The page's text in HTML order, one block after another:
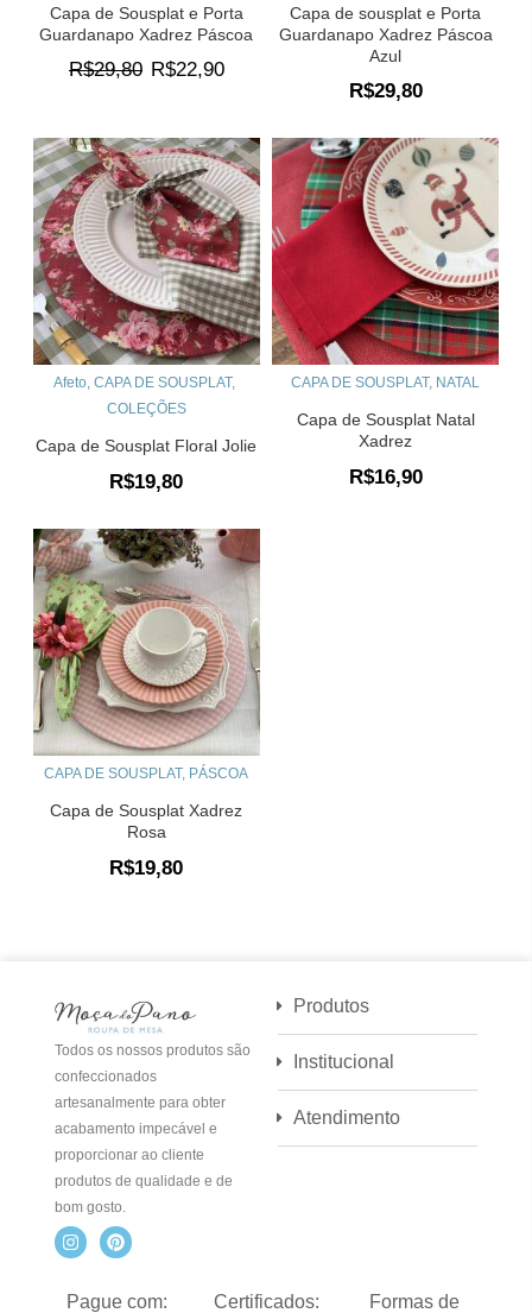
Capa de Sousplat e Porta
Guardanapo Xadrez Páscoa
R$29,80 O
era:
R$29,80.
R$22,90O
é:
R$22,90.
Capa de sousplat e Porta
Guardanapo Xadrez Páscoa
Azul
R$29,80
Afeto,CAPA DE SOUSPLAT,
COLEÇÕES
Capa de Sousplat Floral Jolie
R$19,80
CAPA DE SOUSPLAT, NATAL
Capa de Sousplat Natal
Xadrez
R$16,90
CAPA DE SOUSPLAT, PÁSCOA
Capa de Sousplat Xadrez
Rosa
R$19,80
Todos os nossos produtos são
confeccionados
artesanalmente para obter
acabamento impecável e
proporcionar ao cliente
produtos de qualidade e de
bom gosto.
I
n
a
P
i
e
Produtos
Institucional
Atendimento
Pague com: Certificados: Formas de